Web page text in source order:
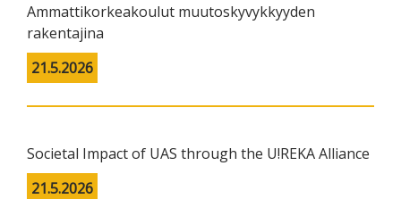
Ammattikorkeakoulut muutoskyvykkyyden
rakentajina
21.5.2026
Societal Impact of UAS through the U!REKA Alliance
21.5.2026